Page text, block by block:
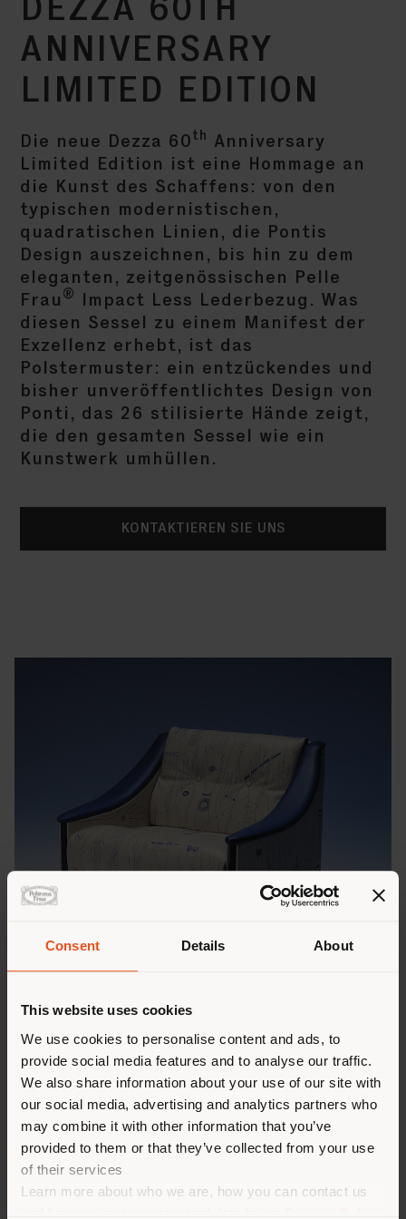
Consent Details About
This website uses cookies
We use cookies to personalise content and ads, to
provide social media features and to analyse our traffic.
We also share information about your use of our site with
our social media, advertising and analytics partners who
may combine it with other information that you’ve
provided to them or that they’ve collected from your use
of their services
Learn more about who we are, how you can contact us
DEZZA 60TH
ANNIVERSARY
LIMITED EDITION
Die neue Dezza 60 th
Anniversary
Limited Edition ist eine Hommage an
die Kunst des Schaffens: von den
typischen modernistischen,
quadratischen Linien, die Pontis
Design auszeichnen, bis hin zu dem
eleganten, zeitgenössischen Pelle
Frau ®
Impact Less Lederbezug. Was
diesen Sessel zu einem Manifest der
Exzellenz erhebt, ist das
Polstermuster: ein entzückendes und
bisher unveröffentlichtes Design von
Ponti, das 26 stilisierte Hände zeigt,
die den gesamten Sessel wie ein
Kunstwerk umhüllen.
KONTAKTIEREN SIE UNS